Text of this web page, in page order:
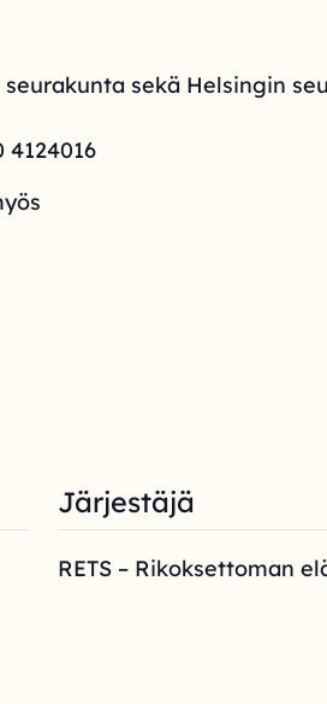
sekä Helsingin
Järjestäjä
RETS – Rikoksettoman